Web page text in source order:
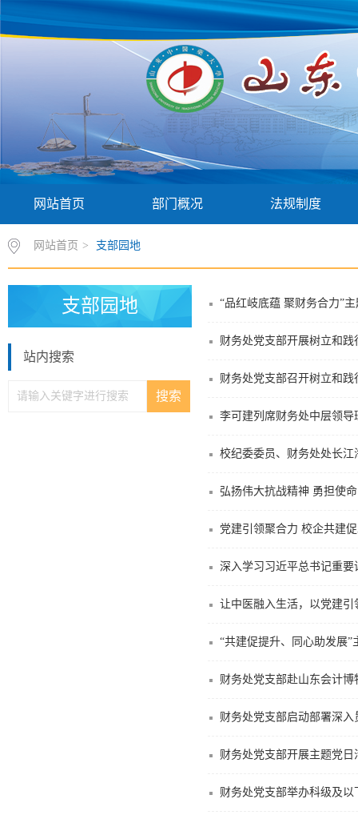
网站首页 部门概况 法规制度
网站首页 > 支部园地
支部园地
站内搜索
“品红岐底蕴 聚财务合力”
财务处党支部开展树立和
财务处党支部召开树立和
李可建列席财务处中层领导
校纪委委员、财务处处长
弘扬伟大抗战精神 勇担使
党建引领聚合力 校企共建
深入学习习近平总书记重
让中医融入生活，以党建
“共建促提升、同心助发展
财务处党支部赴山东会计
财务处党支部启动部署深
财务处党支部开展主题党日
财务处党支部举办科级及